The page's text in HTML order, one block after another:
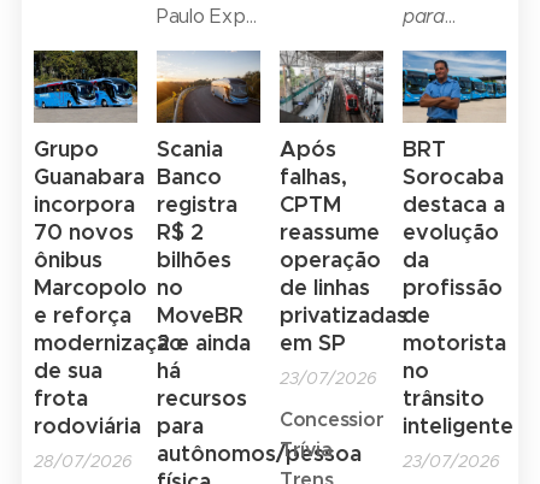
2026
em
operação,
capacitação
profissional,
experiências
práticas,
campeonato
de
operadores
e atrações
culturais
entre os
dias 4 e 7
de agosto,
Paulo Expo
de 11 a 13
de agosto;
presença
de
sucesso da
marca na
América
Latina
reforça a
importância
do negócio
Ônibus
com a
aquisição
de 26
unidades
do modelo.
Treze já
estão em
operação
no
transporte
urbano de
Vitória da
Conquista
(BA)
para
diferentes
segmentos,
incluindo
veículos
disponíveis
para venda
imediata
Grupo
Guanabara
incorpora
70 novos
ônibus
Marcopolo
e reforça
modernização
de sua
frota
rodoviária
28/07/2026
Scania
Banco
registra
R$ 2
bilhões
no
MoveBR
2 e ainda
há
recursos
para
autônomos/pessoa
Após
falhas,
CPTM
reassume
operação
de linhas
privatizadas
em SP
23/07/2026
Concessionária
Trívia
BRT
Sorocaba
destaca a
evolução
da
profissão
de
motorista
no
trânsito
inteligente
23/07/2026